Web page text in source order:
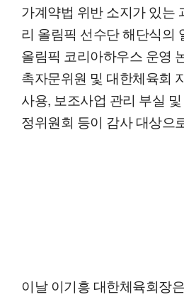
가계약법 위반 소지가 있는
리 올림픽 선수단 해단식의
올림픽 코리아하우스 운영
촉자문위원 및 대한체육회
사용, 보조사업 관리 부실
정위원회 등이 감사 대상으
이날 이기흥 대한체육회장